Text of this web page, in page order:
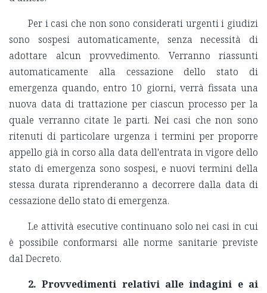
Per i casi che non sono considerati urgenti i giudizi
sono sospesi automaticamente, senza necessità di
adottare alcun provvedimento. Verranno riassunti
automaticamente alla cessazione dello stato di
emergenza quando, entro 10 giorni, verrà fissata una
nuova data di trattazione per ciascun processo per la
quale verranno citate le parti. Nei casi che non sono
ritenuti di particolare urgenza i termini per proporre
appello già in corso alla data dell'entrata in vigore dello
stato di emergenza sono sospesi, e nuovi termini della
stessa durata riprenderanno a decorrere dalla data di
cessazione dello stato di emergenza.
Le attività esecutive continuano solo nei casi in cui
è possibile conformarsi alle norme sanitarie previste
dal Decreto.
2. Provvedimenti relativi alle indagini e ai